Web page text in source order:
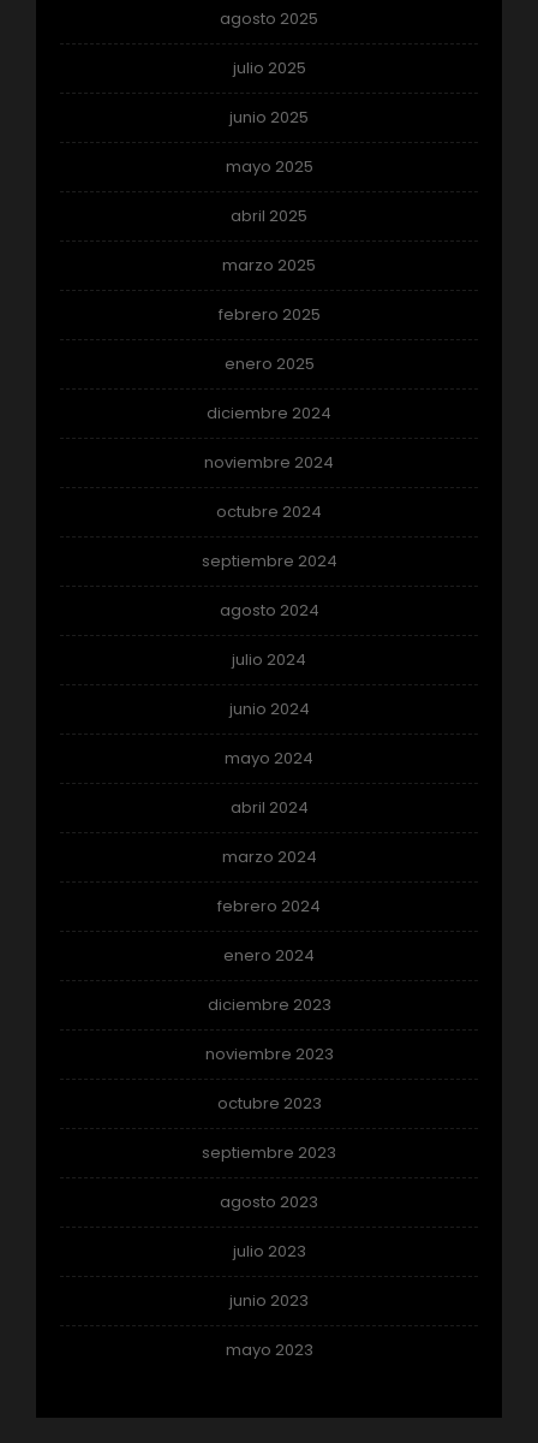
agosto 2025
julio 2025
junio 2025
mayo 2025
abril 2025
marzo 2025
febrero 2025
enero 2025
diciembre 2024
noviembre 2024
octubre 2024
septiembre 2024
agosto 2024
julio 2024
junio 2024
mayo 2024
abril 2024
marzo 2024
febrero 2024
enero 2024
diciembre 2023
noviembre 2023
octubre 2023
septiembre 2023
agosto 2023
julio 2023
junio 2023
mayo 2023